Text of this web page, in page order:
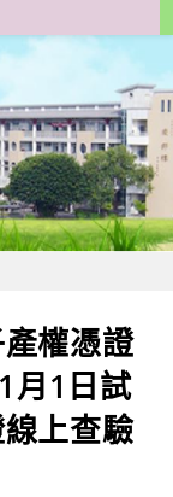
權憑證
月1日試
上查驗